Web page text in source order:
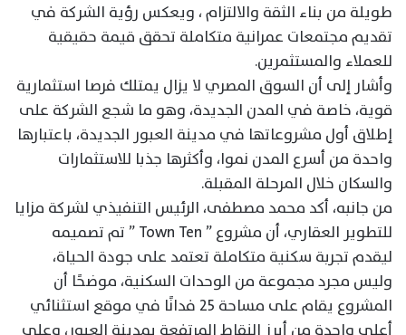
طويلة من بناء الثقة والالتزام ، ويعكس رؤية الشركة في
تقديم مجتمعات عمرانية متكاملة تحقق قيمة حقيقية
للعملاء والمستثمرين.
وأشار إلى أن السوق المصري لا يزال يمتلك فرصا استثمارية
قوية، خاصة في المدن الجديدة، وهو ما شجع الشركة على
إطلاق أول مشروعاتها في مدينة العبور الجديدة، باعتبارها
واحدة من أسرع المدن نموا، وأكثرها جذبا للاستثمارات
والسكان خلال المرحلة المقبلة.
من جانبه، أكد محمد مصطفى، الرئيس التنفيذي لشركة مزايا
للتطوير العقاري، أن مشروع ” Town Ten ” تم تصميمه
ليقدم تجربة سكنية متكاملة تعتمد على جودة الحياة،
وليس مجرد مجموعة من الوحدات السكنية، موضحًا أن
المشروع يقام على مساحة 25 فدانًا في موقع استثنائي